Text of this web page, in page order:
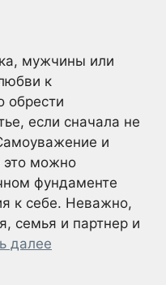
мужчины или
к
обрести
если сначала не
и
это можно
фундаменте
к себе. Неважно,
семья и партнер и
далее